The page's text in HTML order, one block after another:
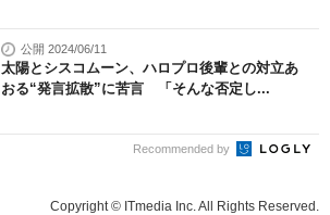
公開 2024/06/11
太陽とシスコムーン、ハロプロ後輩との対立あ
おる“発言拡散”に苦言 「そんな否定し...
Recommended by
Copyright © ITmedia Inc. All Rights Reserved.